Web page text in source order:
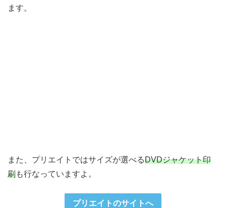
ます。
また、プリエイトではサイズが選べるDVDジャケット印
刷も行なっていますよ。
プリエイトのサイトへ